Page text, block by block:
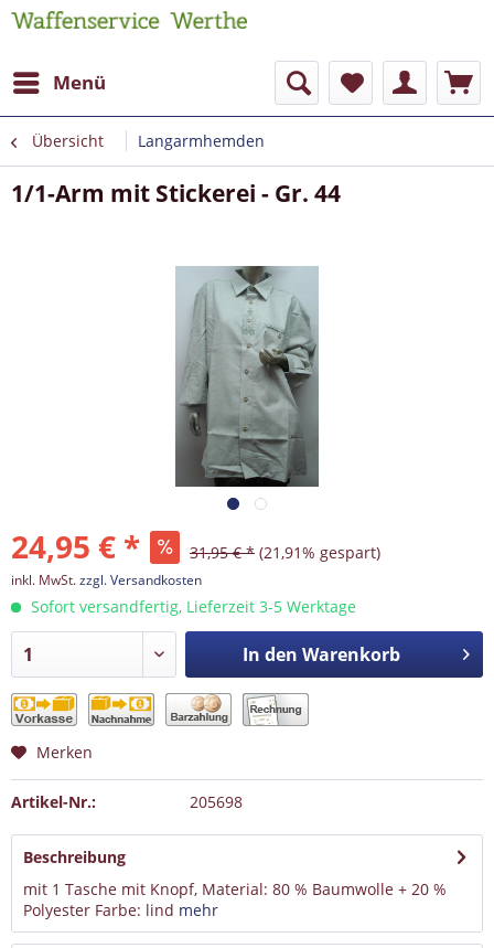
Menü
Übersicht Langarmhemden
1/1-Arm mit Stickerei - Gr. 44
24,95 € * 31,95 € * (21,91% gespart)
inkl. MwSt.zzgl. Versandkosten
Sofort versandfertig, Lieferzeit 3-5 Werktage
In den Warenkorb
Merken
Artikel-Nr.: 205698
Beschreibung
mit 1 Tasche mit Knopf, Material: 80 % Baumwolle + 20 %
Polyester Farbe: lind mehr